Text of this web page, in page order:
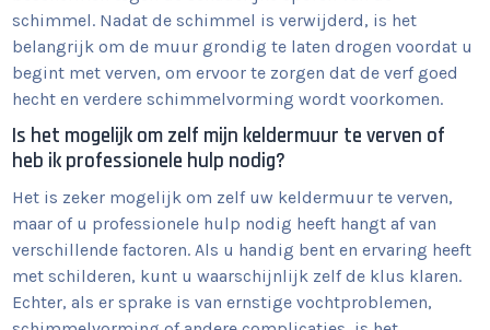
schimmel. Nadat de schimmel is verwijderd, is het
belangrijk om de muur grondig te laten drogen voordat u
begint met verven, om ervoor te zorgen dat de verf goed
hecht en verdere schimmelvorming wordt voorkomen.
Is het mogelijk om zelf mijn keldermuur te verven of
heb ik professionele hulp nodig?
Het is zeker mogelijk om zelf uw keldermuur te verven,
maar of u professionele hulp nodig heeft hangt af van
verschillende factoren. Als u handig bent en ervaring heeft
met schilderen, kunt u waarschijnlijk zelf de klus klaren.
Echter, als er sprake is van ernstige vochtproblemen,